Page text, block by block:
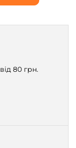
від 80 грн.